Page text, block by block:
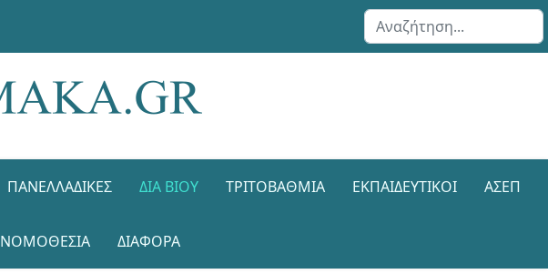
Αναζήτηση...
ΠΑΝΕΛΛΑΔΙΚΈΣ ΔΙΑ ΒΊΟΥ ΤΡΙΤΟΒΆΘΜΙΑ ΕΚΠΑΙΔΕΥΤΙΚΟΊ ΑΣΕΠ
ΝΟΜΟΘΕΣΊΑ ΔΙΑΦΟΡΑ